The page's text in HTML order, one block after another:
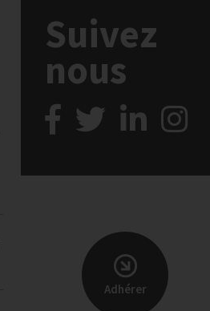
Suivez
nous
Adhérer